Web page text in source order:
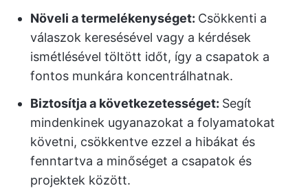
Növeli a termelékenységet: Csökkenti a
válaszok keresésével vagy a kérdések
ismétlésével töltött időt, így a csapatok a
fontos munkára koncentrálhatnak.
Biztosítja a következetességet: Segít
mindenkinek ugyanazokat a folyamatokat
követni, csökkentve ezzel a hibákat és
fenntartva a minőséget a csapatok és
projektek között.